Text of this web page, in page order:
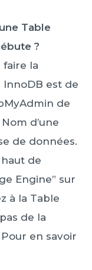
Table
?
la
InnoDB est de
de
d’une
de données.
de
Engine” sur
à la Table
de la
en savoir